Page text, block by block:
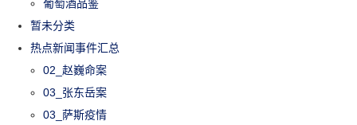
葡萄酒品鉴
暂未分类
热点新闻事件汇总
02_赵巍命案
03_张东岳案
03_萨斯疫情